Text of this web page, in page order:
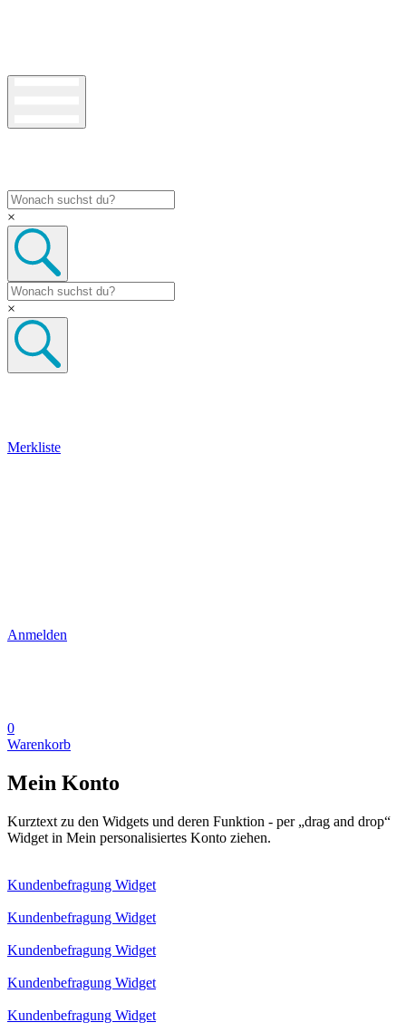
×
×
Merkliste
Anmelden
0
Warenkorb
Mein Konto
Kurztext zu den Widgets und deren Funktion - per „drag and drop“
Widget in Mein personalisiertes Konto ziehen.
Kundenbefragung Widget
Kundenbefragung Widget
Kundenbefragung Widget
Kundenbefragung Widget
Kundenbefragung Widget